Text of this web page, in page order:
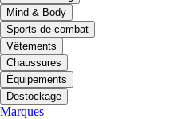
Mind & Body
Sports de combat
Vêtements
Chaussures
Équipements
Destockage
Marques